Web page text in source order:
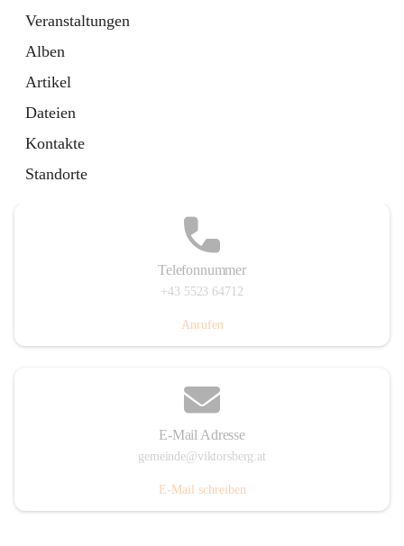
Veranstaltungen
Alben
Artikel
Dateien
Kontakte
Standorte
Telefonnummer
+43 5523 64712
Anrufen
E-Mail Adresse
gemeinde@viktorsberg.at
E-Mail schreiben